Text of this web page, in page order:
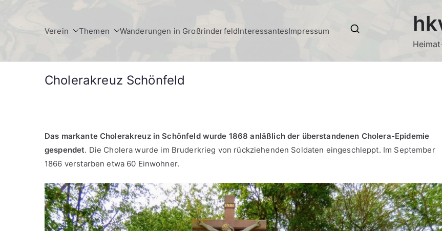
Verein Themen Wanderungen in GroßrinderfeldInteressantesImpressum
Cholerakreuz Schönfeld
Das markante Cholerakreuz in Schönfeld wurde 1868 anläßlich der überstandenen Cholera-Epidemie
gespendet. Die Cholera wurde im Bruderkrieg von rückziehenden Soldaten eingeschleppt. Im September
1866 verstarben etwa 60 Einwohner.